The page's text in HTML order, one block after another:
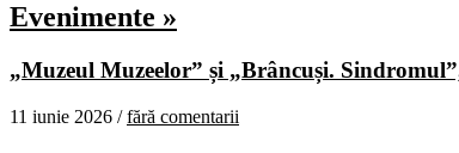
Evenimente »
„Muzeul Muzeelor” și „Brâncuși.
11 iunie 2026 /fără comentarii